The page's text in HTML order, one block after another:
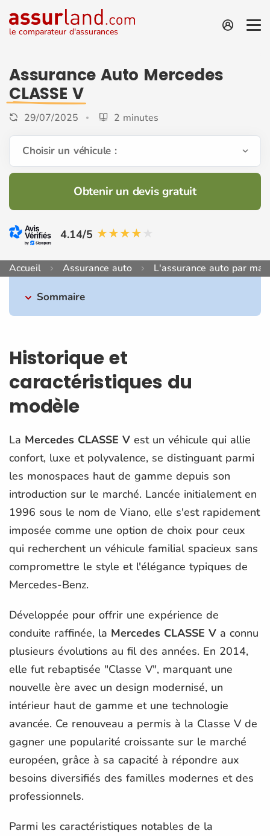
le comparateur d'assurances
Assurance Auto Mercedes
CLASSE V
29/07/2025 2 minutes
Choisir un véhicule :
Obtenir un devis gratuit
4.14/5
Accueil Assurance auto L'assurance auto par
Sommaire
Historique et
caractéristiques du
modèle
La Mercedes CLASSE V est un véhicule qui allie
confort, luxe et polyvalence, se distinguant parmi
les monospaces haut de gamme depuis son
introduction sur le marché. Lancée initialement en
1996 sous le nom de Viano, elle s'est rapidement
imposée comme une option de choix pour ceux
qui recherchent un véhicule familial spacieux sans
compromettre le style et l'élégance typiques de
Mercedes-Benz.
Développée pour offrir une expérience de
conduite raffinée, la Mercedes CLASSE V a connu
plusieurs évolutions au fil des années. En 2014,
elle fut rebaptisée "Classe V", marquant une
nouvelle ère avec un design modernisé, un
intérieur haut de gamme et une technologie
avancée. Ce renouveau a permis à la Classe V de
gagner une popularité croissante sur le marché
européen, grâce à sa capacité à répondre aux
besoins diversifiés des familles modernes et des
professionnels.
Parmi les caractéristiques notables de la